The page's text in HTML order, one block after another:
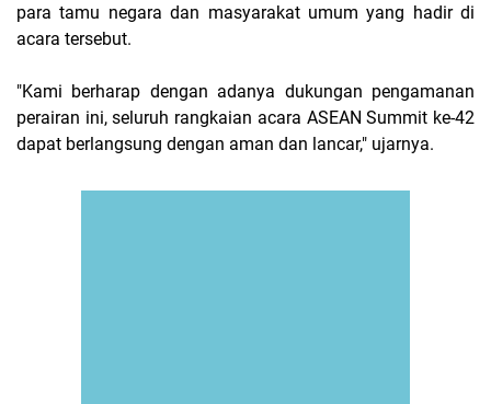
para tamu negara dan masyarakat umum yang hadir di
acara tersebut.
"Kami berharap dengan adanya dukungan pengamanan
perairan ini, seluruh rangkaian acara ASEAN Summit ke-42
dapat berlangsung dengan aman dan lancar," ujarnya.